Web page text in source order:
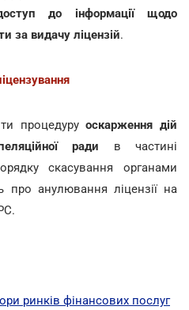
до інформації щодо
за видачу ліцензій.
процедуруоскарження дій
ради в частині
скасування органами
про анулювання ліцензії на
ринків фінансових послуг